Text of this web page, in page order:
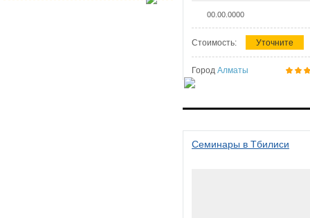
00.00.0000
Стоимость: Уточните
Город Алматы
Семинары в Тбилиси